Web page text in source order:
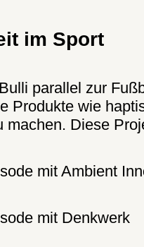
im Sport
parallel zur
Produkte wie
machen. Diese
mit Ambient
mit Denkwerk